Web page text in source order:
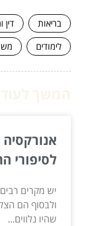
בריאות
לימודים
לסיפורי
יש מקרים
ולבסוף הם
שהיו נלווים...